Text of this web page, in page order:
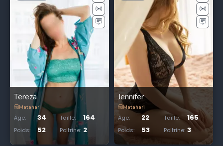
Tereza
Matahari
Âge: 34 Taille: 164
Poids: 52 Poitrine: 2
Jennifer
Matahari
Âge: 22 Taille: 165
Poids: 53 Poitrine: 3